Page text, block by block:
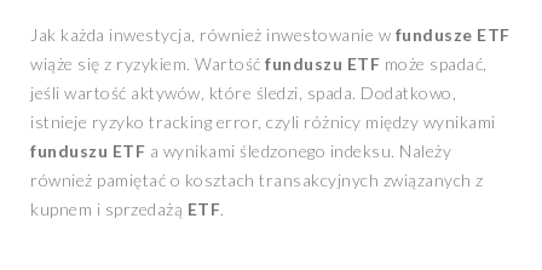
Jak każda inwestycja, również inwestowanie w fundusze ETF
wiąże się z ryzykiem. Wartość funduszu ETF może spadać,
jeśli wartość aktywów, które śledzi, spada. Dodatkowo,
istnieje ryzyko tracking error, czyli różnicy między wynikami
funduszu ETF a wynikami śledzonego indeksu. Należy
również pamiętać o kosztach transakcyjnych związanych z
kupnem i sprzedażą ETF.